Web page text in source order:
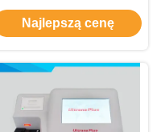
metodą chemiczną
suchą
Najlepszą cenę